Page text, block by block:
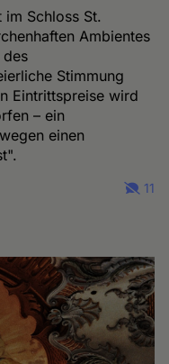
Schloss St.
Ambientes
des
Stimmung
Eintrittspreise wird
– ein
einen
11